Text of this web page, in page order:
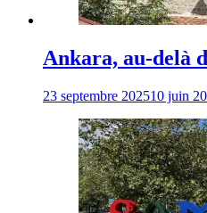
Ankara, au-delà
23 septembre 202510 juin